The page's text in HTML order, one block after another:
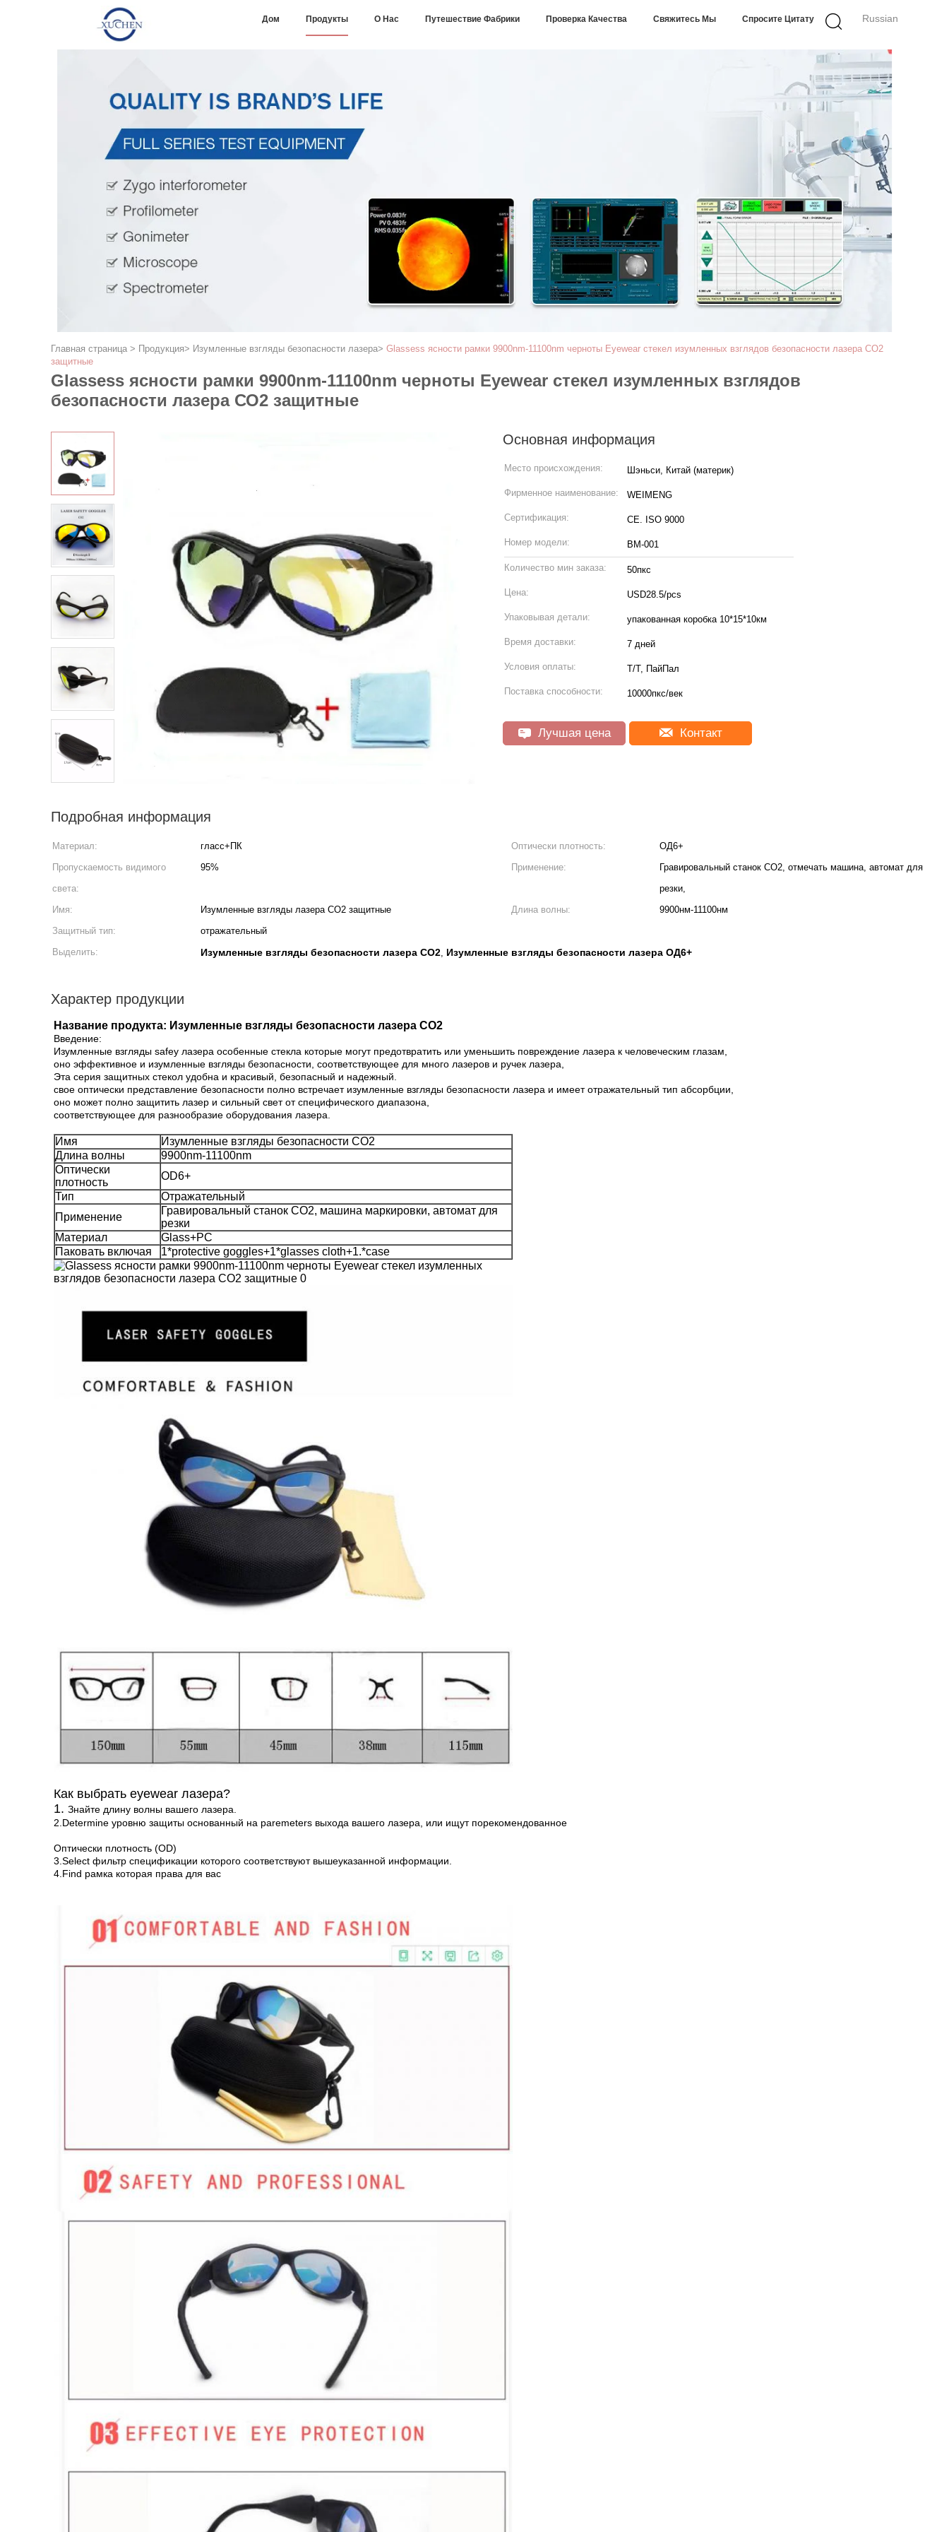
Russian
Дом Продукты О Нас Путешествие Фабрики Проверка Качества Свяжитесь Мы Спросите Цитату
Главная страница > Продукция> Изумленные взгляды безопасности лазера> Glassess ясности рамки 9900nm-11100nm черноты Eyewear стекел изумленных взглядов безопасности лазера СО2
защитные
Glassess ясности рамки 9900nm-11100nm черноты Eyewear стекел изумленных взглядов
безопасности лазера СО2 защитные
Основная информация
Место происхождения: Шэньси, Китай (материк)
Фирменное наименование: WEIMENG
Сертификация: CE. ISO 9000
Номер модели: ВМ-001
Количество мин заказа: 50пкс
Цена: USD28.5/pcs
Упаковывая детали: упакованная коробка 10*15*10км
Время доставки: 7 дней
Условия оплаты: Т/Т, ПайПал
Поставка способности: 10000пкс/век
Лучшая цена Контакт
Подробная информация
Материал: гласс+ПК Оптически плотность:
ОД6+
Пропускаемость видимого
света:
95% Применение:
Гравировальный станок СО2, отмечать машина, автомат для
резки,
Имя:
Изумленные взгляды лазера СО2 защитные Длина волны:
9900нм-11100нм
Защитный тип:
отражательный
Выделить:
Изумленные взгляды безопасности лазера СО2, Изумленные взгляды безопасности лазера ОД6+
Характер продукции
Название продукта: Изумленные взгляды безопасности лазера СО2
Введение:
Изумленные взгляды safey лазера особенные стекла которые могут предотвратить или уменьшить повреждение лазера к человеческим глазам,
оно эффективное и изумленные взгляды безопасности, соответствующее для много лазеров и ручек лазера,
Эта серия защитных стекол удобна и красивый, безопасный и надежный.
свое оптически представление безопасности полно встречает изумленные взгляды безопасности лазера и имеет отражательный тип абсорбции,
оно может полно защитить лазер и сильный свет от специфического диапазона,
соответствующее для разнообразие оборудования лазера.
Имя
Изумленные взгляды безопасности СО2
Длина волны
9900nm-11100nm
Оптически
плотность
OD6+
Тип
Отражательный
Применение
Гравировальный станок СО2, машина маркировки, автомат для
резки
Материал
Glass+PC
Паковать включая
1*protective goggles+1*glasses cloth+1.*case
Как выбрать eyewear лазера?
1. Знайте длину волны вашего лазера.
2.Determine уровню защиты основанный на paremeters выхода вашего лазера, или ищут порекомендованное
Оптически плотность (OD)
3.Select фильтр спецификации которого соответствуют вышеуказанной информации.
4.Find рамка которая права для вас